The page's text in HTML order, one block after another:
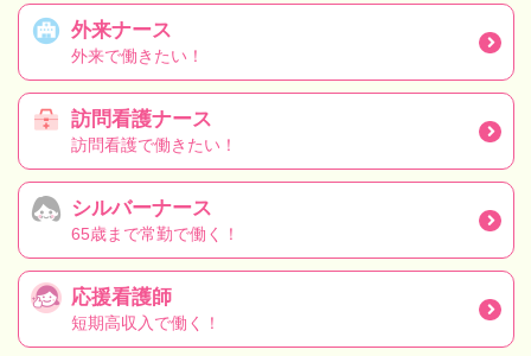
外来ナース
外来で働きたい！
訪問看護ナース
訪問看護で働きたい！
シルバーナース
65歳まで常勤で働く！
応援看護師
短期高収入で働く！